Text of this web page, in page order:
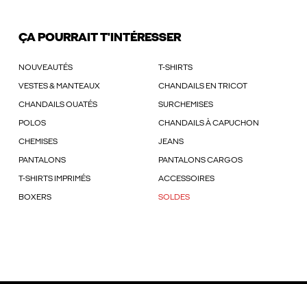
ÇA POURRAIT T'INTÉRESSER
NOUVEAUTÉS T-SHIRTS
VESTES & MANTEAUX CHANDAILS EN TRICOT
CHANDAILS OUATÉS SURCHEMISES
POLOS CHANDAILS À CAPUCHON
CHEMISES JEANS
PANTALONS PANTALONS CARGOS
T-SHIRTS IMPRIMÉS ACCESSOIRES
BOXERS SOLDES